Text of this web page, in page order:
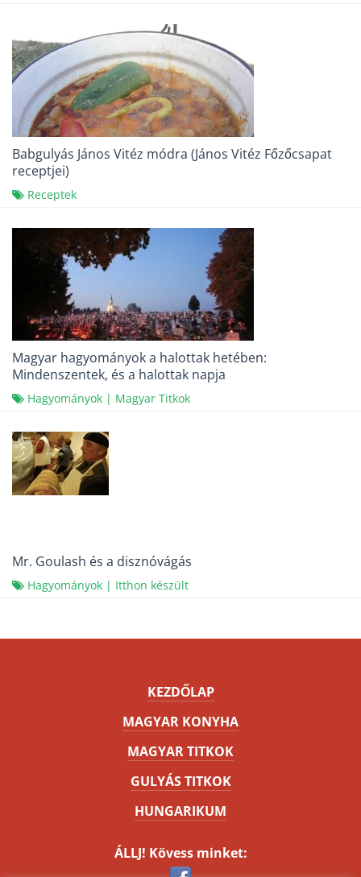
Babgulyás János Vitéz módra (János Vitéz Főzőcsapat
receptjei)
Receptek
Magyar hagyományok a halottak hetében:
Mindenszentek, és a halottak napja
Hagyományok | Magyar Titkok
Mr. Goulash és a disznóvágás
Hagyományok | Itthon készült
KEZDŐLAP
MAGYAR KONYHA
MAGYAR TITKOK
GULYÁS TITKOK
HUNGARIKUM
ÁLLJ! Kövess minket: